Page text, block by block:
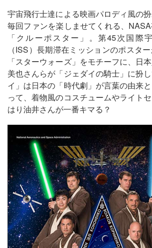
宇宙飛行士達による映画パロディ風の
毎回ファンを楽しませてくれる、
「クルーポスター」。第45次国際
（ISS）長期滞在ミッションのポスタ
「スターウォーズ」をモチーフに、日
美也さんらが「ジェダイの騎士」に扮
イ」は日本の「時代劇」が言葉の由来
って、着物風のコスチュームやライト
はり油井さんが一番キマる？